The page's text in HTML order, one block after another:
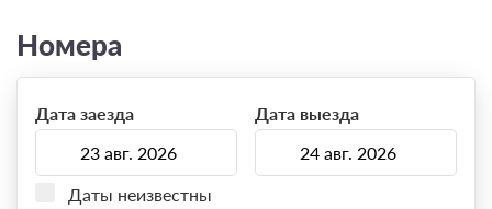
Номера
Дата заезда Дата выезда
Даты неизвестны